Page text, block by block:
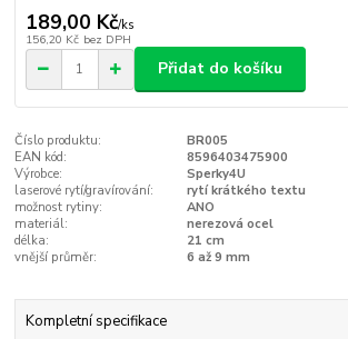
189,00 Kč/ks
156,20 Kč bez DPH
Přidat do košíku
Číslo produktu:
BR005
EAN kód:
8596403475900
Výrobce:
Sperky4U
laserové rytí/gravírování:
rytí krátkého textu
možnost rytiny:
ANO
materiál:
nerezová ocel
délka:
21 cm
vnější průměr:
6 až 9 mm
Kompletní specifikace